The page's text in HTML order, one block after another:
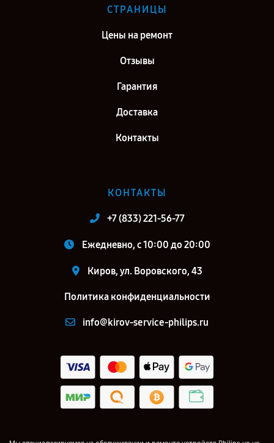
СТРАНИЦЫ
Цены на ремонт
Отзывы
Гарантия
Доставка
Контакты
КОНТАКТЫ
+7 (833) 221-56-77
Ежедневно, с 10:00 до 20:00
Киров, ул. Воровского, 43
Политика конфиденциальности
info@kirov-service-philips.ru